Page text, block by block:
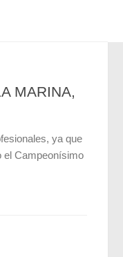
MARINA,
ya que
el Campeonísimo